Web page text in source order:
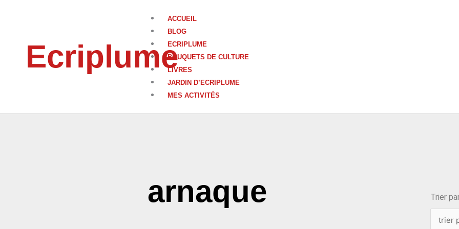
Ecriplume
ACCUEIL
BLOG
ECRIPLUME
BOUQUETS DE CULTURE
LIVRES
JARDIN D’ECRIPLUME
MES ACTIVITÉS
arnaque Trier